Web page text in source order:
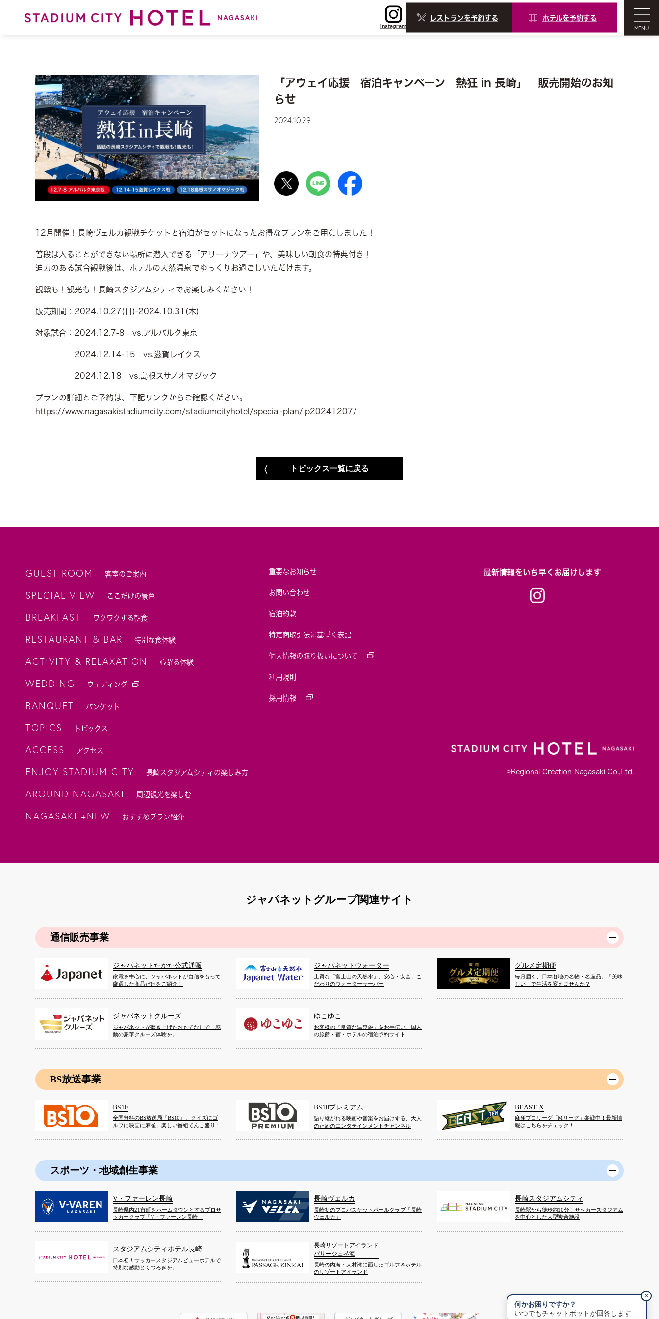
MENU
instagram
レストランを予約する ホテルを予約する
「アウェイ応援 宿泊キャンペーン 熱狂 in 長崎」 販売開始のお知
らせ
2024.10.29
12月開催！長崎ヴェルカ観戦チケットと宿泊がセットになったお得なプランをご用意しました！
普段は入ることができない場所に潜入できる「アリーナツアー」や、美味しい朝食の特典付き！
迫力のある試合観戦後は、ホテルの天然温泉でゆっくりお過ごしいただけます。
観戦も！観光も！長崎スタジアムシティでお楽しみください！
販売期間：2024.10.27(日)-2024.10.31(木)
対象試合：2024.12.7-8 vs.アルバルク東京
2024.12.14-15 vs.滋賀レイクス
2024.12.18 vs.島根スサノオマジック
プランの詳細とご予約は、下記リンクからご確認ください。
https://www.nagasakistadiumcity.com/stadiumcityhotel/special-plan/lp20241207/
トピックス一覧に戻る
GUEST ROOM 客室のご案内
SPECIAL VIEW ここだけの景色
BREAKFAST ワクワクする朝食
RESTAURANT & BAR 特別な食体験
ACTIVITY & RELAXATION 心躍る体験
WEDDING ウェディング
BANQUET バンケット
TOPICS トピックス
ACCESS アクセス
ENJOY STADIUM CITY 長崎スタジアムシティの楽しみ方
AROUND NAGASAKI 周辺観光を楽しむ
NAGASAKI +NEW おすすめプラン紹介
重要なお知らせ
お問い合わせ
宿泊約款
特定商取引法に基づく表記
個人情報の取り扱いについて
利用規則
採用情報
最新情報をいち早くお届けします
©Regional Creation Nagasaki Co.,Ltd.
ジャパネットグループ関連サイト
通信販売事業
ジャパネットたかた公式通販
家電を中心に、ジャパネットが自信をもって
厳選した商品だけをご紹介！
ジャパネットウォーター
上質な「富士山の天然水」。安心・安全、こ
だわりのウォーターサーバー
グルメ定期便
毎月届く、日本各地の名物・名産品。「美味
しい」で生活を変えませんか？
ジャパネットクルーズ
ジャパネットが磨き上げたおもてなしで、感
動の豪華クルーズ体験を。
ゆこゆこ
お客様の『良質な温泉旅』をお手伝い。国内
の旅館・宿・ホテルの宿泊予約サイト
BS放送事業
BS10
全国無料のBS放送局『BS10』。クイズにゴ
ルフに映画に麻雀、楽しい番組てんこ盛り！
BS10プレミアム
語り継がれる映画や音楽をお届けする、大人
のためのエンタテインメントチャンネル
BEAST X
麻雀プロリーグ「Mリーグ」参戦中！最新情
報はこちらをチェック！
スポーツ・地域創生事業
V・ファーレン長崎
長崎県内21市町をホームタウンとするプロサ
ッカークラブ「V・ファーレン長崎」
長崎ヴェルカ
長崎初のプロバスケットボールクラブ「長崎
ヴェルカ」
長崎スタジアムシティ
長崎駅から徒歩約10分！サッカースタジアム
を中心とした大型複合施設
スタジアムシティホテル長崎
日本初！サッカースタジアムビューホテルで
特別な感動とくつろぎを。
長崎リゾートアイランド
パサージュ琴海
長崎の内海・大村湾に面したゴルフ＆ホテル
のリゾートアイランド
何かお困りですか？
いつでもチャットボットが回答します
✕